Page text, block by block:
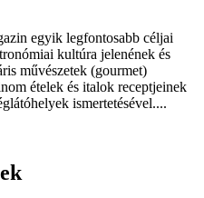
egyik legfontosabb céljai
kultúra jelenének és
művészetek (gourmet)
ételek és italok receptjeinek
ismertetésével....